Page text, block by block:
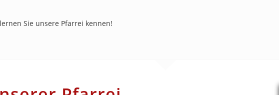
Sie unsere Pfarrei kennen!